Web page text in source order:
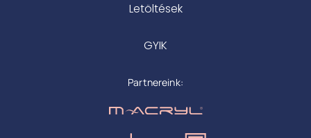
Letöltések
GYIK
Partnereink: